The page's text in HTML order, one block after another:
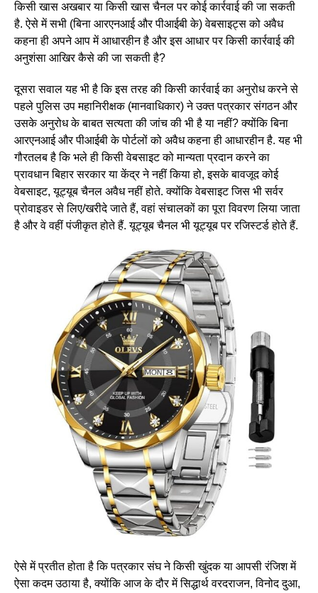
किसी खास अखबार या किसी खास चैनल पर कोई कार्रवाई की जा सकती
है. ऐसे में सभी (बिना आरएनआई और पीआईबी के) वेबसाइट्स को अवैध
कहना ही अपने आप में आधारहीन है और इस आधार पर किसी कार्रवाई की
अनुशंसा आखिर कैसे की जा सकती है?
दूसरा सवाल यह भी है कि इस तरह की किसी कार्रवाई का अनुरोध करने से
पहले पुलिस उप महानिरीक्षक (मानवाधिकार) ने उक्त पत्रकार संगठन और
उसके अनुरोध के बाबत सत्यता की जांच की भी है या नहीं? क्योंकि बिना
आरएनआई और पीआईबी के पोर्टलों को अवैध कहना ही आधारहीन है. यह भी
गौरतलब है कि भले ही किसी वेबसाइट को मान्यता प्रदान करने का
प्रावधान बिहार सरकार या केंद्र ने नहीं किया हो, इसके बावजूद कोई
वेबसाइट, यूट्यूब चैनल अवैध नहीं होते. क्योंकि वेबसाइट जिस भी सर्वर
प्रोवाइडर से लिए/खरीदे जाते हैं, वहां संचालकों का पूरा विवरण लिया जाता
है और वे वहीं पंजीकृत होते हैं. यूट्यूब चैनल भी यूट्यूब पर रजिस्टर्ड होते हैं.
ऐसे में प्रतीत होता है कि पत्रकार संघ ने किसी खुंदक या आपसी रंजिश में
ऐसा कदम उठाया है, क्योंकि आज के दौर में सिद्धार्थ वरदराजन, विनोद दुआ,